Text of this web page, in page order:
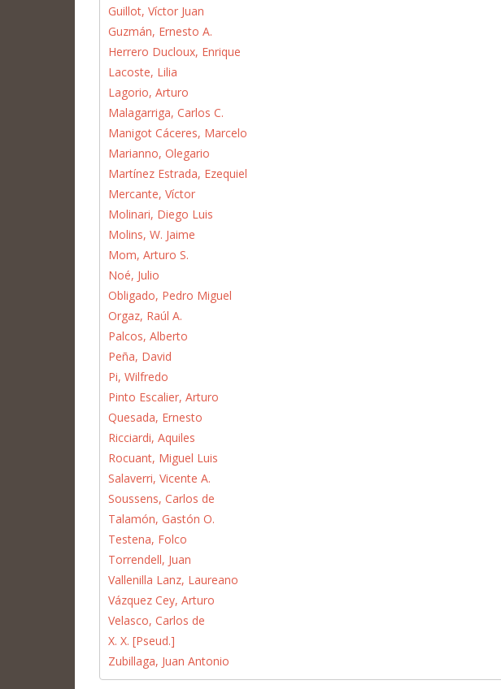
Guillot, Víctor Juan
Guzmán, Ernesto A.
Herrero Ducloux, Enrique
Lacoste, Lilia
Lagorio, Arturo
Malagarriga, Carlos C.
Manigot Cáceres, Marcelo
Marianno, Olegario
Martínez Estrada, Ezequiel
Mercante, Víctor
Molinari, Diego Luis
Molins, W. Jaime
Mom, Arturo S.
Noé, Julio
Obligado, Pedro Miguel
Orgaz, Raúl A.
Palcos, Alberto
Peña, David
Pi, Wilfredo
Pinto Escalier, Arturo
Quesada, Ernesto
Ricciardi, Aquiles
Rocuant, Miguel Luis
Salaverri, Vicente A.
Soussens, Carlos de
Talamón, Gastón O.
Testena, Folco
Torrendell, Juan
Vallenilla Lanz, Laureano
Vázquez Cey, Arturo
Velasco, Carlos de
X. X. [Pseud.]
Zubillaga, Juan Antonio